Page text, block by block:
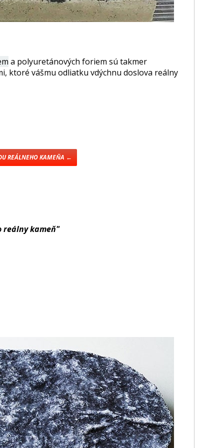
a polyuretánových foriem sú takmer
ktoré vášmu odliatku vdýchnu doslova reálny
REÁLNEHO KAMEŇA ←
reálny kameň"